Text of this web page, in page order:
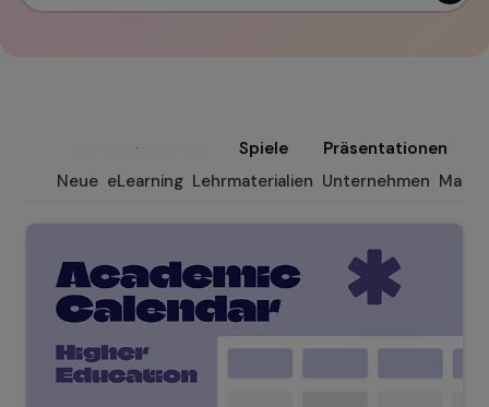
Am beliebtesten Spiele Präsentationen
Neue eLearning Lehrmaterialien Unternehmen